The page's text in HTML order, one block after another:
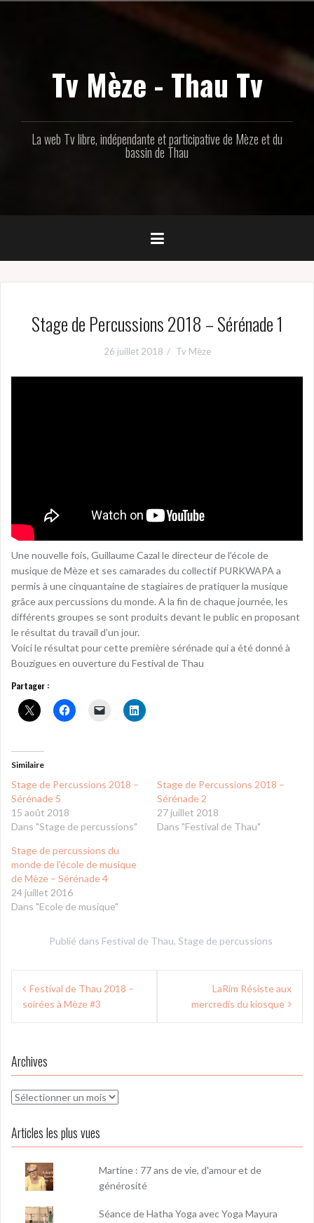
Tv Mèze - Thau Tv
La web Tv libre, indépendante et participative de Mèze et du
bassin de Thau
Stage de Percussions 2018 – Sérénade 1
26 juillet 2018 Tv Mèze
Une nouvelle fois, Guillaume Cazal le directeur de l’école de
musique de Mèze et ses camarades du collectif PURKWAPA a
permis à une cinquantaine de stagiaires de pratiquer la musique
grâce aux percussions du monde. A la fin de chaque journée, les
différents groupes se sont produits devant le public en proposant
le résultat du travail d’un jour.
Voici le résultat pour cette première sérénade qui a été donné à
Bouzigues en ouverture du Festival de Thau
Partager :
Similaire
Stage de Percussions 2018 –
Sérénade 5
15 août 2018
Dans "Stage de percussions"
Stage de Percussions 2018 –
Sérénade 2
27 juillet 2018
Dans "Festival de Thau"
Stage de percussions du
monde de l’école de musique
de Mèze – Sérénade 4
24 juillet 2016
Dans "Ecole de musique"
Publié dans Festival de Thau, Stage de percussions
Navigation
de Festival de Thau 2018 –
soirées à Mèze #3
LaRim Résiste aux
mercredis du kiosque
Archives
Archives
Articles les plus vues
Martine : 77 ans de vie, d'amour et de
générosité
Séance de Hatha Yoga avec Yoga Mayura